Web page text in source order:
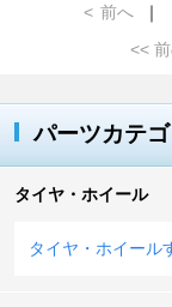
< 前へ ｜
<<
パーツカテ
タイヤ・ホイール
タイヤ・ホイール